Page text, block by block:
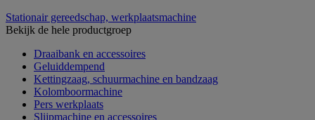
Stationair gereedschap, werkplaatsmachine
Bekijk de hele productgroep
Draaibank en accessoires
Geluiddempend
Kettingzaag, schuurmachine en bandzaag
Kolomboormachine
Pers werkplaats
Slijpmachine en accessoires